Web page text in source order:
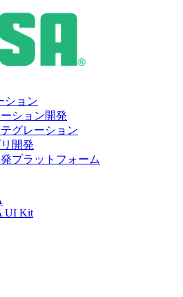
ション
ション開発
グレーション
開発
プラットフォーム
UI Kit